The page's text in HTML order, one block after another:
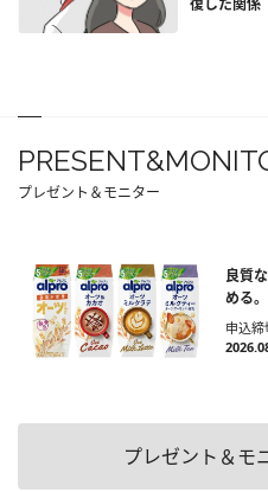
プレゼント＆モニター
良質
める
申込締
プレゼント＆モ